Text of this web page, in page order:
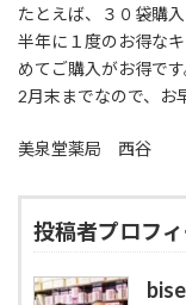
時
:
たとえば、３０袋購
半年に１度のお得な
めてご購入がお得です
2月末までなので、お
美泉堂薬局 西谷
投稿者プロフ